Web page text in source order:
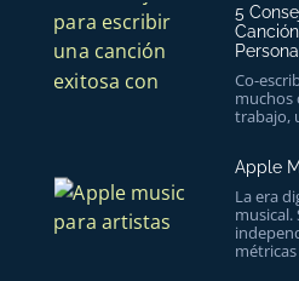
5
Co-
muchos
trabajo,
Apple
La era
musical.